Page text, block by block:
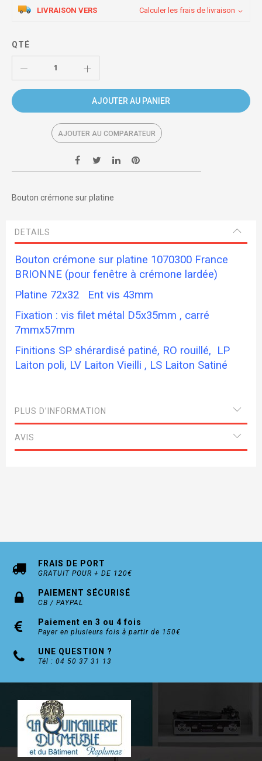
LIVRAISON VERS Calculer les frais de livraison
QTÉ
AJOUTER AU PANIER
AJOUTER AU COMPARATEUR
Bouton crémone sur platine
DETAILS
Bouton crémone sur platine 1070300 France
BRIONNE (pour fenêtre à crémone lardée)
Platine 72x32 Ent vis 43mm
Fixation : vis filet métal D5x35mm , carré
7mmx57mm
Finitions SP shérardisé patiné, RO rouillé, LP
Laiton poli, LV Laiton Vieilli , LS Laiton Satiné
PLUS D’INFORMATION
AVIS
FRAIS DE PORT
GRATUIT POUR + DE 120€
PAIEMENT SÉCURISÉ
CB / PAYPAL
Paiement en 3 ou 4 fois
Payer en plusieurs fois à partir de 150€
UNE QUESTION ?
Tél : 04 50 37 31 13